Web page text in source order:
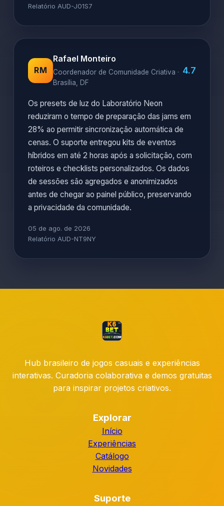
Relatório AUD-J01S7
RM
Rafael Monteiro
Coordenador de Comunidade Criativa ·
Brasília, DF
4.7
Os presets de luz do Laboratório Neon
reduziram o tempo de preparação das jams em
28% ao permitir sincronização automática de
cenas. O suporte entregou kits de eventos
híbridos em até 2 horas após a solicitação, com
roteiros e checklists personalizados. Os dados
de sessões são agregados e anonimizados
antes de chegar ao painel público, preservando
a privacidade da comunidade.
05 de ago. de 2026
Relatório AUD-NT9NY
Hub brasileiro de jogos casuais e experiências
interativas. Curadoria colaborativa e demos gratuitas
para inspirar projetos criativos.
Explorar
Início
Experiências
Catálogo
Novidades
Suporte